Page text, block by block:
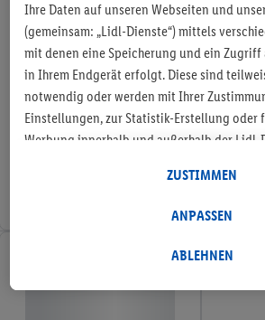
Ihre Daten auf unseren Webseiten und
(gemeinsam: „Lidl-Dienste“) mittels
mit denen eine Speicherung und ein
in Ihrem Endgerät erfolgt. Diese sind
notwendig oder werden mit Ihrer
Einstellungen, zur Statistik-Erstellung oder
Werbung innerhalb und außerhalb der Lidl-
diese Zwecke auch Daten aus Ihrem Filial-
Verwendungszwecke zulassen und weitere
Datenverarbeitungen finden. Durch einen
Durch einen Klick auf „Zustimmen“
ABLEHNEN
ANPASSEN
ZUSTIMMEN